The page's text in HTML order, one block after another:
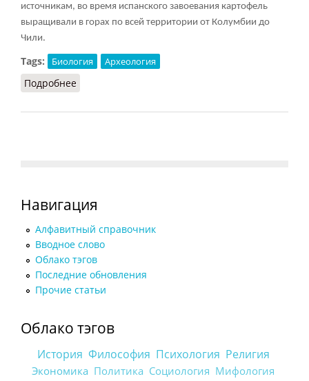
источникам, во время испанского завоевания картофель
выращивали в горах по всей территории от Колумбии до
Чили.
Tags: Биология Археология
Подробнее
Навигация
Алфавитный справочник
Вводное слово
Облако тэгов
Последние обновления
Прочие статьи
Облако тэгов
История Философия Психология Религия
Экономика Политика Социология Мифология